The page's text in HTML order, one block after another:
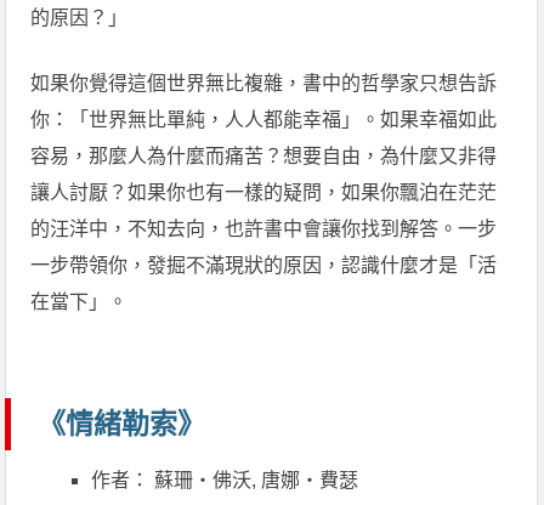
的原因？」
如果你覺得這個世界無比複雜，書中的哲學家只想告訴
你：「世界無比單純，人人都能幸福」。如果幸福如此
容易，那麼人為什麼而痛苦？想要自由，為什麼又非得
讓人討厭？如果你也有一樣的疑問，如果你飄泊在茫茫
的汪洋中，不知去向，也許書中會讓你找到解答。一步
一步帶領你，發掘不滿現狀的原因，認識什麼才是「活
在當下」。
《情緒勒索》
作者： 蘇珊‧佛沃, 唐娜‧費瑟